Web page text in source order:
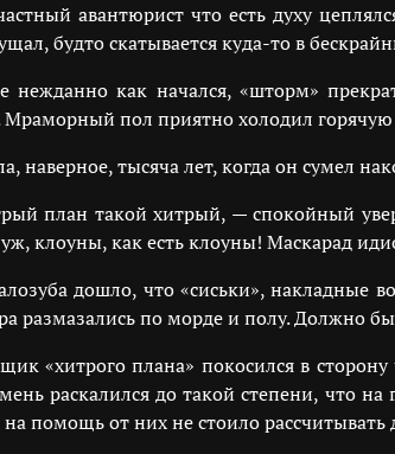
авантюрист что есть духу
будто скатывается куда-то в
нежданно как начался, «шторм»
Мраморный пол приятно холодил
наверное, тысяча лет, когда он сумел
план такой хитрый, — спокойный
клоуны, как есть клоуны! Маскарад
дошло, что «сиськи», накладные
размазались по морде и полу. Должно
«хитрого плана» покосился в
раскалился до такой степени, что на
помощь от них не стоило